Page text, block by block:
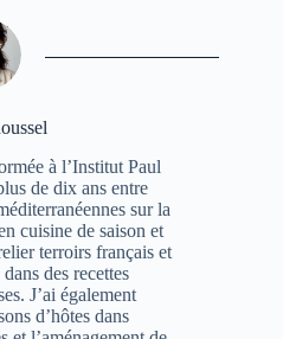
à l’Institut Paul
de dix ans entre
sur la
cuisine de saison et
terroirs français et
des recettes
J’ai également
d’hôtes dans